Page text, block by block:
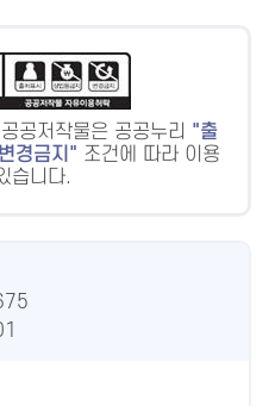
공저작물은 공공누리
출
경금지
조건에 따라 이용
습니다.